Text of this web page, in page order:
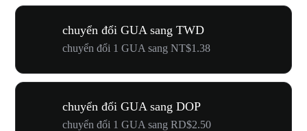
chuyển đổi GUA sang TWD
chuyển đổi 1 GUA sang NT$1.38
chuyển đổi GUA sang DOP
chuyển đổi 1 GUA sang RD$2.50